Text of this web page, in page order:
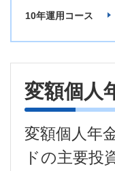
10年運用コース
変額個人
変額個人年
ドの主要投